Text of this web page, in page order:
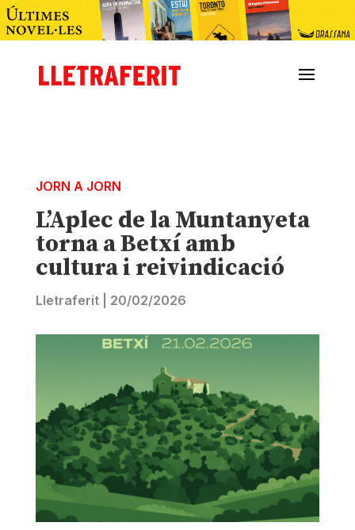
JORN A JORN
L’Aplec de la Muntanyeta
torna a Betxí amb
cultura i reivindicació
Lletraferit| 20/02/2026